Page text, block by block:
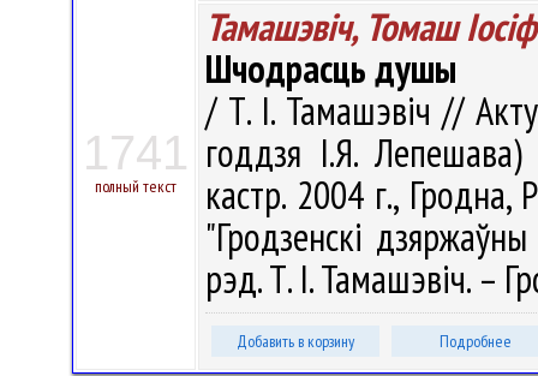
1741
полный текст
Тамашэвіч, Томаш
Шчодрасць душы
/ Т. І. Тамашэвіч //
годдзя І.Я.
кастр. 2004 г., Гродна,
"Гродзенскі
рэд. Т. І. Тамашэвіч. –
Добавить в корзину Подробнее